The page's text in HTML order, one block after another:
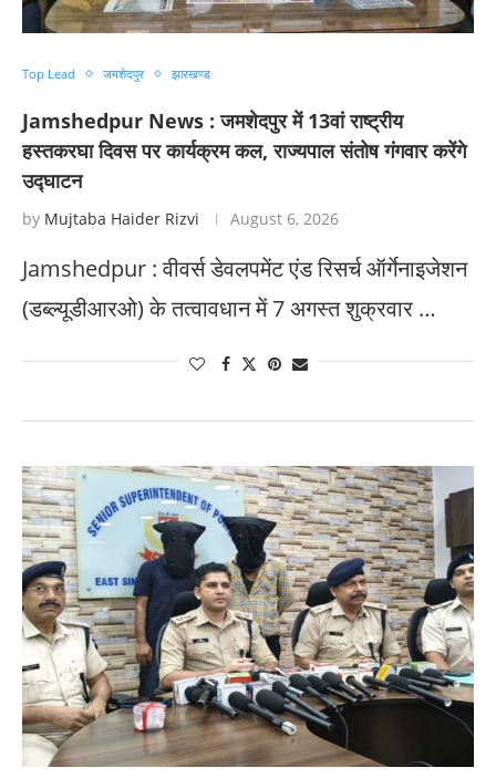
Top Lead जमशेदपुर झारखण्ड
Jamshedpur News : जमशेदपुर में 13वां राष्ट्रीय
हस्तकरघा दिवस पर कार्यक्रम कल, राज्यपाल संतोष गंगवार करेंगे
उद्घाटन
by Mujtaba Haider Rizvi August 6, 2026
Jamshedpur : वीवर्स डेवलपमेंट एंड रिसर्च ऑर्गेनाइजेशन
(डब्ल्यूडीआरओ) के तत्वावधान में 7 अगस्त शुक्रवार …